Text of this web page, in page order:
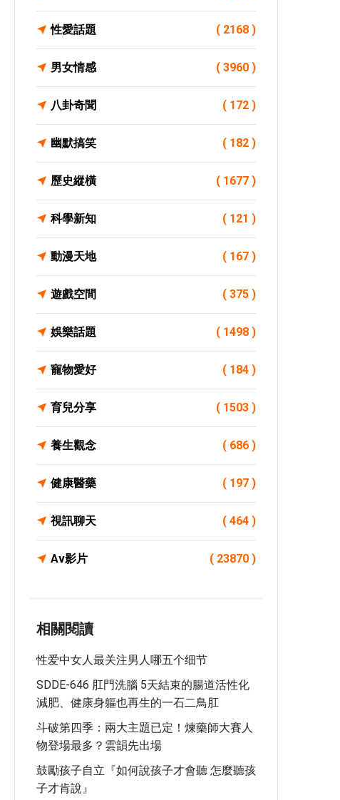
性愛話題 ( 2168 )
男女情感 ( 3960 )
八卦奇聞 ( 172 )
幽默搞笑 ( 182 )
歷史縱橫 ( 1677 )
科學新知 ( 121 )
動漫天地 ( 167 )
遊戲空間 ( 375 )
娛樂話題 ( 1498 )
寵物愛好 ( 184 )
育兒分享 ( 1503 )
養生觀念 ( 686 )
健康醫藥 ( 197 )
視訊聊天 ( 464 )
Av影片 ( 23870 )
相關閱讀
性爱中女人最关注男人哪五个细节
SDDE-646 肛門洗腦 5天結束的腸道活性化
減肥、健康身軀也再生的一石二鳥肛
斗破第四季：兩大主題已定！煉藥師大賽人
物登場最多？雲韻先出場
鼓勵孩子自立『如何說孩子才會聽 怎麼聽孩
子才肯說』